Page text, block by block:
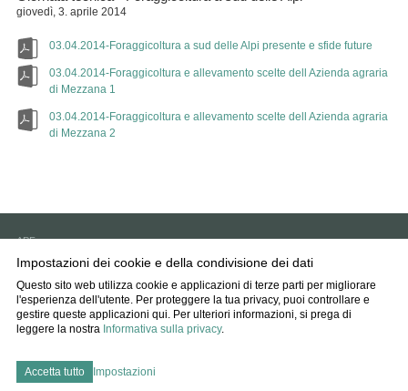
giovedì, 3. aprile 2014
03.04.2014-Foraggicoltura a sud delle Alpi presente e sfide future
03.04.2014-Foraggicoltura e allevamento scelte dell Azienda agraria
di Mezzana 1
03.04.2014-Foraggicoltura e allevamento scelte dell Azienda agraria
di Mezzana 2
APF
info
agff.ch
Impressum
Disclaimer
Protezione dati
created by Internetgalerie AG
Impostazioni dei cookie e della condivisione dei dati
Questo sito web utilizza cookie e applicazioni di terze parti per migliorare
l'esperienza dell'utente. Per proteggere la tua privacy, puoi controllare e
gestire queste applicazioni qui. Per ulteriori informazioni, si prega di
leggere la nostra Informativa sulla privacy.
Accetta tutto Impostazioni